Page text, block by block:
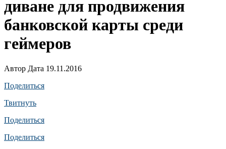
диване для продвижения
банковской карты среди
геймеров
Автор Дата 19.11.2016
Поделиться
Твитнуть
Поделиться
Поделиться